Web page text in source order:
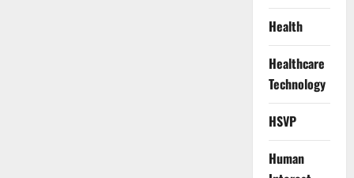
Health
Healthcare
Technology
HSVP
Human